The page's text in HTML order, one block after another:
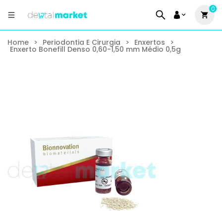
0
Home > Periodontia E Cirurgia > Enxertos >
Enxerto Bonefill Denso 0,60-1,50 mm Médio 0,5g